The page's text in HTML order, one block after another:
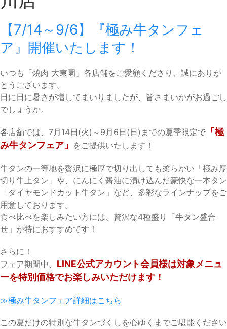
【7/14～9/6】『極み牛タンフェ
ア』開催いたします！
いつも「焼肉 大東園」各店舗をご愛顧くださり、誠にありが
とうございます。
日に日に暑さが増してまいりましたが、皆さまいかがお過ごし
でしょうか。
各店舗では、7月14日(火)～9月6日(日)までの夏季限定で 「極
み牛タンフェア」 をご提供いたします！
牛タンの一等地を贅沢に極厚で切り出しても柔らかい「極み厚
切り牛上タン」や、にんにく醤油に漬け込んだ豪快な一本タン
「ダイヤモンドカット牛タン」など、多彩なラインナップをご
用意しております。
食べ比べを楽しみたい方には、贅沢な4種盛り「牛タン盛合
せ」が特におすすめです！
さらに！
フェア期間中、 LINE公式アカウント会員様は対象メニュ
ーを特別価格でお楽しみいただけます！
≫極み牛タンフェア詳細はこちら
この夏だけの特別な牛タンづくしを心ゆくまでご堪能ください